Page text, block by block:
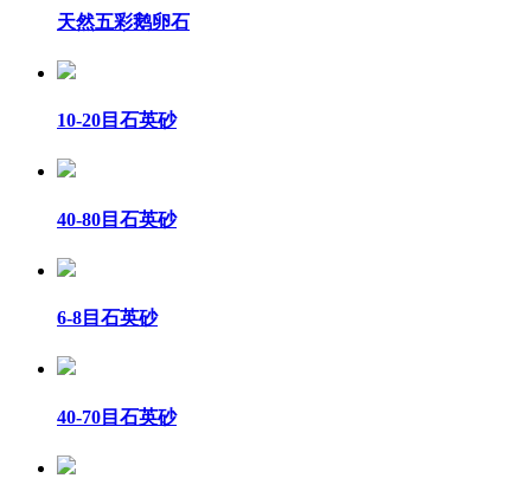
天然五彩鹅卵石
10-20目石英砂
40-80目石英砂
6-8目石英砂
40-70目石英砂